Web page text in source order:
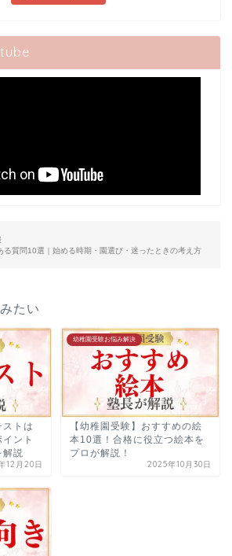
る質問10選｜始める時期・園選び・迷ったときの考え方
たい
ストは
ント
解説
12月20日
幼稚園受験お悩み解決
【幼稚園受験】おすすめの絵
本10選！合格に役立つ絵本を
プロが解説！
2025年10月30日